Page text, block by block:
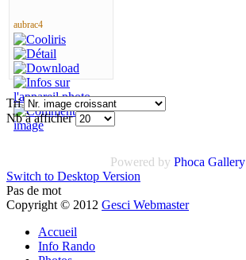
aubrac4
Tri
Nb à afficher
Powered by Phoca Gallery
Switch to Desktop Version
Pas de mot
Copyright © 2012 Gesci Webmaster
Accueil
Info Rando